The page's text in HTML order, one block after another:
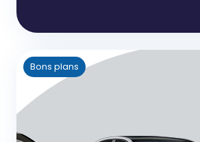
Bons plans